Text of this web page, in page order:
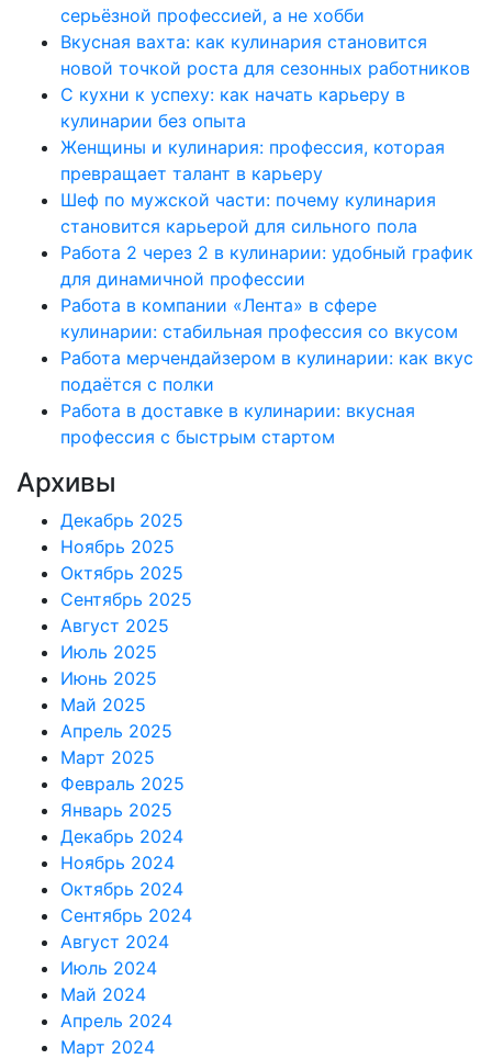
серьёзной профессией, а не хобби
Вкусная вахта: как кулинария становится
новой точкой роста для сезонных работников
С кухни к успеху: как начать карьеру в
кулинарии без опыта
Женщины и кулинария: профессия, которая
превращает талант в карьеру
Шеф по мужской части: почему кулинария
становится карьерой для сильного пола
Работа 2 через 2 в кулинарии: удобный график
для динамичной профессии
Работа в компании «Лента» в сфере
кулинарии: стабильная профессия со вкусом
Работа мерчендайзером в кулинарии: как вкус
подаётся с полки
Работа в доставке в кулинарии: вкусная
профессия с быстрым стартом
Архивы
Декабрь 2025
Ноябрь 2025
Октябрь 2025
Сентябрь 2025
Август 2025
Июль 2025
Июнь 2025
Май 2025
Апрель 2025
Март 2025
Февраль 2025
Январь 2025
Декабрь 2024
Ноябрь 2024
Октябрь 2024
Сентябрь 2024
Август 2024
Июль 2024
Май 2024
Апрель 2024
Март 2024